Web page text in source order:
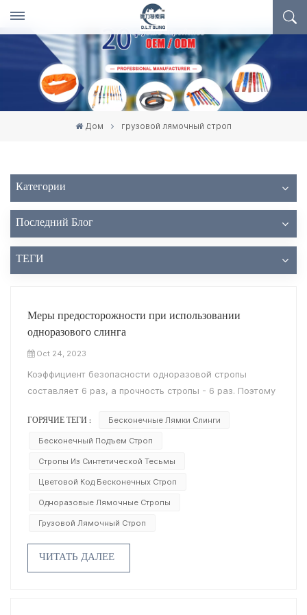
Дом грузовой лямочный строп
Категории
Последний Блог
ТЕГИ
Меры предосторожности при использовании
одноразового слинга
Oct 24, 2023
Коэффициент безопасности одноразовой стропы
составляет 6 раз, а прочность стропы - 6 раз. Поэтому
противоизносные характеристики не учитываются. В
принципе, одноразовый строп используется для
подъема готового изделия. Его не нужно повторно
продукта, и многие клиенты просто используют его для
подъема полуфабрикатов до тех пор, пока готовая
продукция не будет произведена, доставлена
использования. Это имеет большой риск для
безопасности.
ГОРЯЧИЕ ТЕГИ : Бесконечные Лямки Слинги
Бесконечный Подъем Строп
Стропы Из Синтетической Тесьмы
Цветовой Код Бесконечных Строп
Одноразовые Лямочные Стропы
Грузовой Лямочный Строп
ЧИТАТЬ ДАЛЕЕ